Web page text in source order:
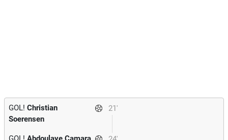
21'
GOL! Christian
Soerensen